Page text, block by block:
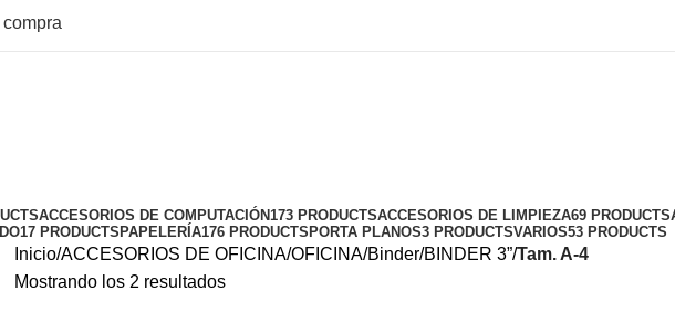
ACCESORIOS DE COMPUTACIÓN173 PRODUCTSACCESORIOS DE LIMPIEZA69 PRODUCTS
17 PRODUCTS PAPELERÍA176 PRODUCTS PORTA PLANOS3 PRODUCTSVARIOS53 PRODUCTS
Inicio ACCESORIOS DE OFICINA OFICINA Binder BINDER 3” Tam. A-4
Mostrando los 2 resultados